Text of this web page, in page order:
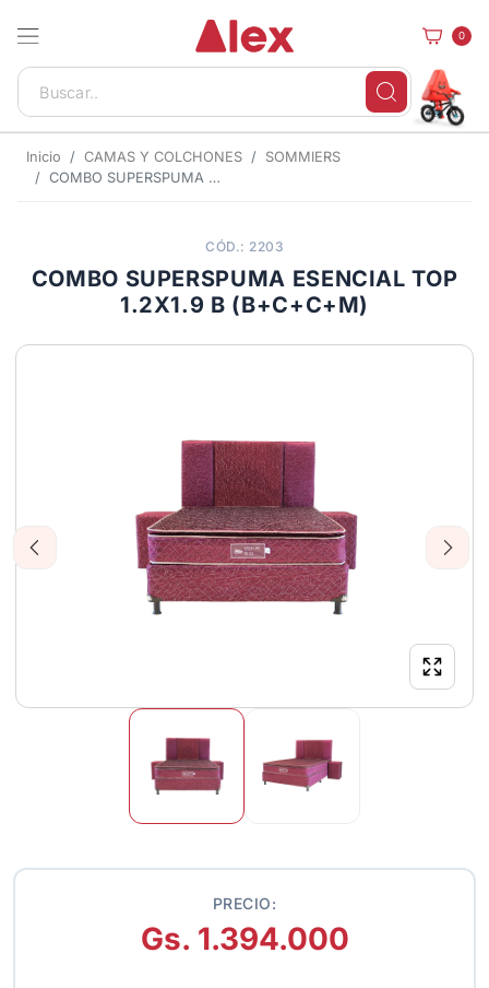
0
Inicio CAMAS Y COLCHONES
SOMMIERS
COMBO SUPERSPUMA ESENCIAL TOP 1.2X1.9 B (B+C+C+M)
CÓD.: 2203
COMBO SUPERSPUMA ESENCIAL TOP
1.2X1.9 B (B+C+C+M)
Previous Next
PRECIO:
Gs. 1.394.000